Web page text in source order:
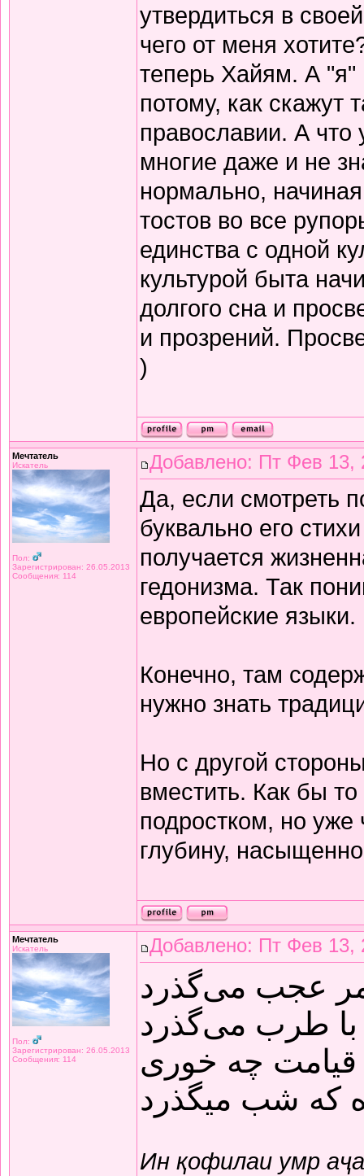
утвердиться в
чего от меня
теперь Хайям. А "я"
потому, как скажут
православии. А что
многие даже и не
нормально,
тостов во все
единства с одной
культурой быта
долгого сна и
и прозрений.
)
Мечтатель
Искатель
Пол:
Зарегистрирован: 26.05.2013
Сообщения: 114
Добавлено: Пт Фев 13,
Да, если смотреть
буквально его
получается
гедонизма. Так
европейские языки.
Конечно, там
нужно знать
Но с другой
вместить. Как бы
подростком, но уже
глубину,
Мечтатель
Искатель
Пол:
Зарегистрирован: 26.05.2013
Сообщения: 114
Добавлено: Пт Фев 13,
عجب می‌گذرد
طرب می‌گذرد
چه خوری
که شب میگذرد
Ин қофилаи умр